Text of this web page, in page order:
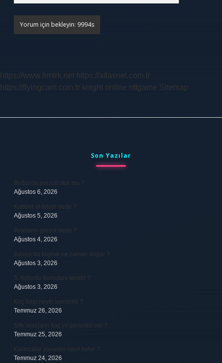
https://www.frmtrk.net https://atlasnet.com.tr
https://flyingcam.com.tr knight online nttgame Sitemap
Son Yazılar
Boğazda parazit olur mu ?
Ağustos 6, 2026
Kubbet-ül-İslam nedir ?
Ağustos 5, 2026
Avarların görevi nedir ?
Ağustos 4, 2026
Adana’da kuyruk ne zaman doğar ?
Ağustos 3, 2026
5. Kolordu komutanı kimdir ?
Ağustos 3, 2026
Koç başı neyin sembolü ?
Temmuz 26, 2026
Sıfır araçların kaç yıl garantisi var ?
Temmuz 25, 2026
Karıncalar yuvasını nasıl bulur ?
Temmuz 24, 2026